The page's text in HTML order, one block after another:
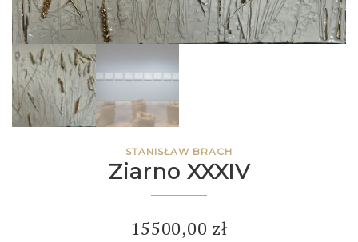
STANISŁAW BRACH
Ziarno XXXIV
15500,00 zł